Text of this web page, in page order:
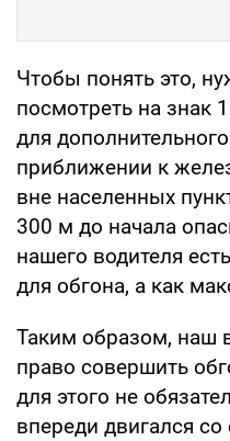
Чтобы понять это,
посмотреть на знак
для
приближении к
вне населенных
300 м до начала
нашего водителя
для обгона, а как
Таким образом, наш
право совершить
для этого не
впереди двигался